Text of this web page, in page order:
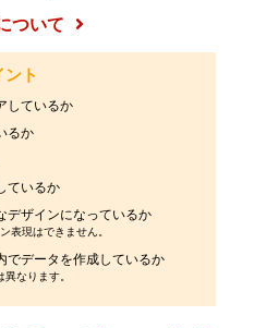
ついて
ト
しているか
るか
ているか
デザインになっているか
表現はできません。
でデータを作成しているか
なります。